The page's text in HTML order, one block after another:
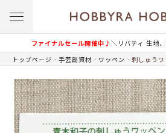
ファイナルセール開催中♪＼リバティ 生地
トップページ 手芸副資材 ワッペン 刺しゅう